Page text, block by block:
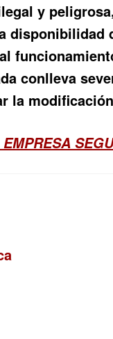
y
conlleva
la